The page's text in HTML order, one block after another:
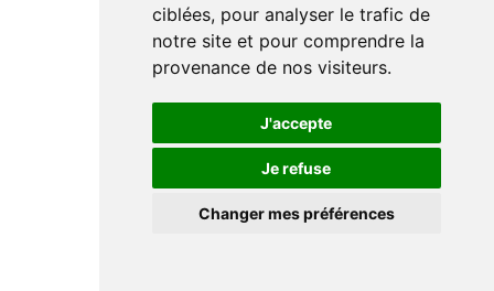
ciblées, pour analyser le trafic de
notre site et pour comprendre la
provenance de nos visiteurs.
J'accepte
Je refuse
Changer mes préférences